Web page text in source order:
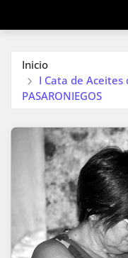
Inicio
I Cata de Aceites
PASARONIEGOS